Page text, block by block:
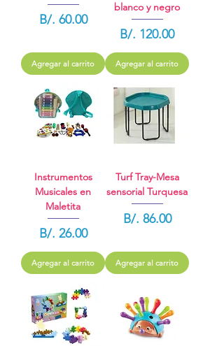
Precio
B/. 60.00
Agregar al carrito
blanco y negro
Precio
B/. 120.00
Agregar al carrito
Instrumentos
Musicales en
Maletita
Precio
B/. 26.00
Agregar al carrito
Turf Tray-Mesa
sensorial Turquesa
Precio
B/. 86.00
Agregar al carrito